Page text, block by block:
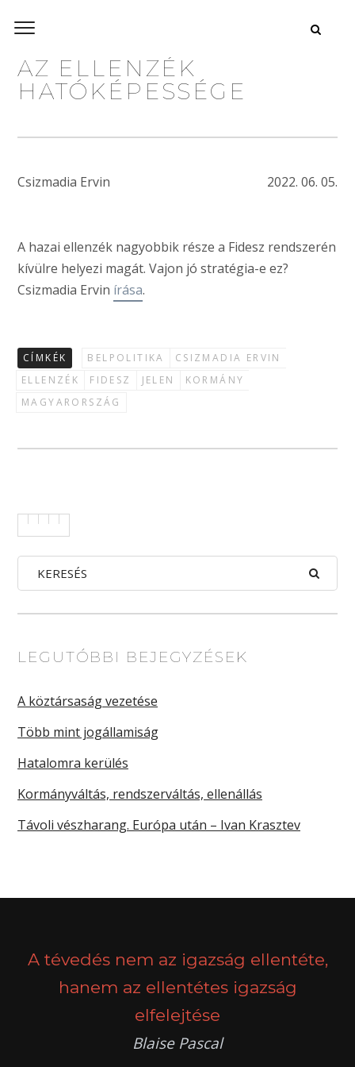
AZ ELLENZÉK
HATÓKÉPESSÉGE
Csizmadia Ervin 2022. 06. 05.
A hazai ellenzék nagyobbik része a Fidesz rendszerén
kívülre helyezi magát. Vajon jó stratégia-e ez?
Csizmadia Ervin írása.
CÍMKÉK BELPOLITIKA
CSIZMADIA ERVIN
ELLENZÉK
FIDESZ JELEN
KORMÁNY
MAGYARORSZÁG
LEGUTÓBBI BEJEGYZÉSEK
A köztársaság vezetése
Több mint jogállamiság
Hatalomra kerülés
Kormányváltás, rendszerváltás, ellenállás
Távoli vészharang. Európa után – Ivan Krasztev
A tévedés nem az igazság ellentéte,
hanem az ellentétes igazság
elfelejtése
Blaise Pascal